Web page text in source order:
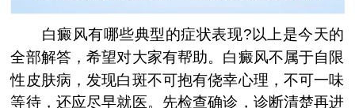
白癜风有哪些典型的症状表现?以上是今天的
全部解答，希望对大家有帮助。白癜风不属于自限
性皮肤病，发现白斑不可抱有侥幸心理，不可一味
等待，还应尽早就医。先检查确诊，诊断清楚再进